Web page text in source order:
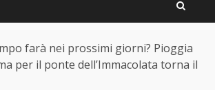
farà nei prossimi giorni? Pioggia
per il ponte dell’Immacolata torna il